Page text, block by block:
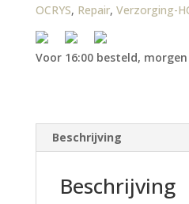
OCRYS, Repair, Verzorging-
Voor 16:00 besteld,
Beschrijving
Beschrijving